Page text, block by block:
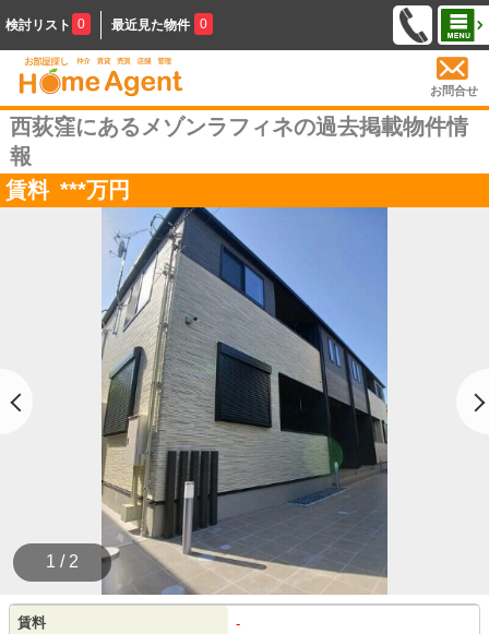
検討リスト 0 最近見た物件 0
お問合せ
西荻窪にあるメゾンラフィネの過去掲載物件情
報
賃料 ***万円
1 / 2
賃料 -